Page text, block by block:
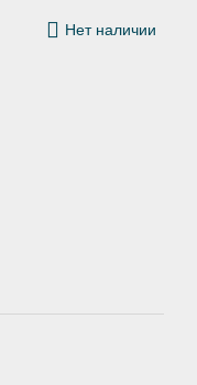
Нет наличии